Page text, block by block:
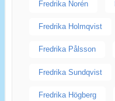
Fredrika Norén
Fredrika Holmqvist
Fredrika Pålsson
Fredrika Sundqvist
Fredrika Högberg